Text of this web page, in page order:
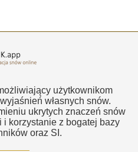
użytkownikom
własnych snów.
ukrytych znaczeń snów
korzystanie z bogatej bazy
oraz SI.